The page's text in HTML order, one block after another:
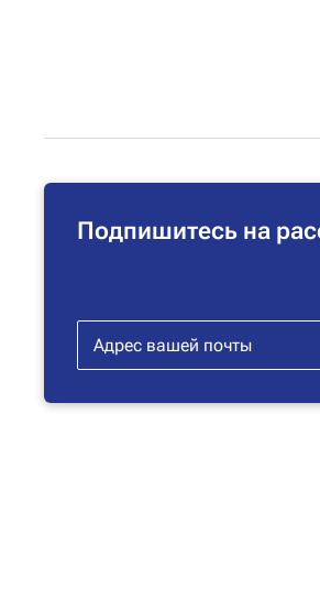
Подпишитесь на